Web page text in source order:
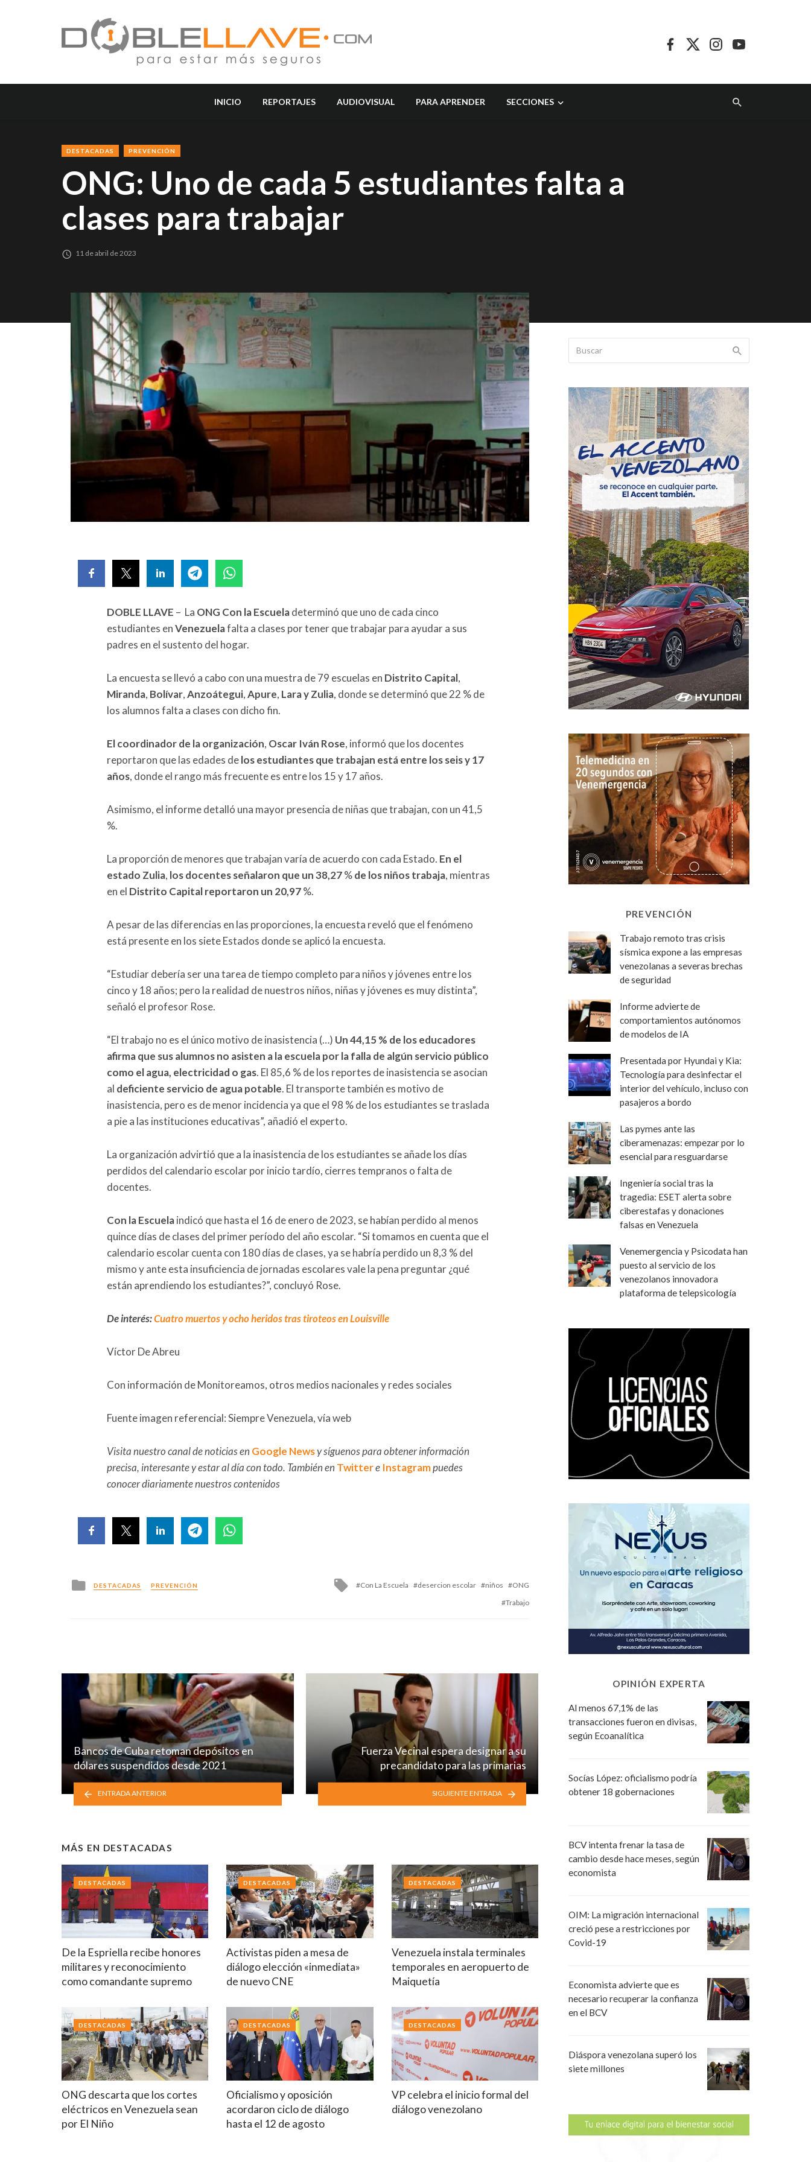
INICIO REPORTAJES AUDIOVISUAL PARA APRENDER SECCIONES
DESTACADAS PREVENCIÓN
ONG: Uno de cada 5 estudiantes falta a
clases para trabajar
11 de abril de 2023
DOBLE LLAVE – La ONG Con la Escueladeterminó que uno de cada cinco
estudiantes enVenezuelafalta a clases por tener que trabajar para ayudar a sus
padres en el sustento del hogar.
La encuesta se llevó a cabo con una muestra de 79 escuelas en Distrito Capital,
Miranda, Bolívar,Anzoátegui,Apure, Lara y Zulia, donde se determinó que 22 % de
los alumnos falta a clases con dicho fin.
El coordinador de la organización, Oscar Iván Rose, informó que los docentes
reportaron que las edades delos estudiantes que trabajan está entre los seis y 17
años, donde el rango más frecuente es entre los 15 y 17 años.
Asimismo, el informe detalló una mayor presencia de niñas que trabajan, con un 41,5
%.
La proporción de menores que trabajan varía de acuerdo con cada Estado. En el
estado Zulia, los docentes señalaron que un 38,27%de los niños trabaja, mientras
en el Distrito Capital reportaron un 20,97%.
A pesar de las diferencias en las proporciones, la encuesta reveló que el fenómeno
está presente en los siete Estados donde se aplicó la encuesta.
“Estudiar debería ser una tarea de tiempo completo para niños y jóvenes entre los
cinco y 18 años; pero la realidad de nuestros niños, niñas y jóvenes es muy distinta”,
señaló el profesor Rose.
“El trabajo no es el único motivo de inasistencia (…) Un 44,15 % de los educadores
afirma que sus alumnos no asisten a la escuela por la falla de algún servicio público
como el agua, electricidad o gas. El 85,6 % de los reportes de inasistencia se asocian
al deficiente servicio de agua potable. El transporte también es motivo de
inasistencia, pero es de menor incidencia ya que el 98 % de los estudiantes se traslada
a pie a las instituciones educativas”, añadió el experto.
La organización advirtió que a la inasistencia de los estudiantes se añade los días
perdidos del calendario escolar por inicio tardío, cierres tempranos o falta de
docentes.
Con la Escuelaindicó que hasta el 16 de enero de 2023, se habían perdido al menos
quince días de clases del primer período del año escolar. “Si tomamos en cuenta que el
calendario escolar cuenta con 180 días de clases, ya se habría perdido un 8,3 % del
mismo y ante esta insuficiencia de jornadas escolares vale la pena preguntar ¿qué
están aprendiendo los estudiantes?”, concluyó Rose.
De interés:Cuatro muertos y ocho heridos tras tiroteos en Louisville
Víctor De Abreu
Con información de Monitoreamos, otros medios nacionales y redes sociales
Fuente imagen referencial: Siempre Venezuela, vía web
Visita nuestro canal de noticias en Google Newsy síguenos para obtener información
precisa, interesante y estar al día con todo. También en Twittere Instagrampuedes
conocer diariamente nuestros contenidos
Posted
in
DESTACADAS PREVENCIÓN
Tagged
with
Con La Escuela desercion escolar niños
ONG
Trabajo
Bancos de Cuba retoman depósitos en
dólares suspendidos desde 2021
ENTRADA ANTERIOR
Fuerza Vecinal espera designar a su
precandidato para las primarias
SIGUIENTE ENTRADA
MÁS EN DESTACADAS
De la Espriella recibe honores
militares y reconocimiento
como comandante supremo
DESTACADAS
Activistas piden a mesa de
diálogo elección «inmediata»
de nuevo CNE
DESTACADAS
Venezuela instala terminales
temporales en aeropuerto de
Maiquetía
DESTACADAS
ONG descarta que los cortes
eléctricos en Venezuela sean
por El Niño
DESTACADAS
Oficialismo y oposición
acordaron ciclo de diálogo
hasta el 12 de agosto
DESTACADAS
VP celebra el inicio formal del
diálogo venezolano
DESTACADAS
PREVENCIÓN
Trabajo remoto tras crisis
sísmica expone a las empresas
venezolanas a severas brechas
de seguridad
Informe advierte de
comportamientos autónomos
de modelos de IA
Presentada por Hyundai y Kia:
Tecnología para desinfectar el
interior del vehículo, incluso con
pasajeros a bordo
Las pymes ante las
ciberamenazas: empezar por lo
esencial para resguardarse
Ingeniería social tras la
tragedia: ESET alerta sobre
ciberestafas y donaciones
falsas en Venezuela
Venemergencia y Psicodata han
puesto al servicio de los
venezolanos innovadora
plataforma de telepsicología
OPINIÓN EXPERTA
Al menos 67,1% de las
transacciones fueron en divisas,
según Ecoanalítica
Socías López: oficialismo podría
obtener 18 gobernaciones
BCV intenta frenar la tasa de
cambio desde hace meses, según
economista
OIM: La migración internacional
creció pese a restricciones por
Covid-19
Economista advierte que es
necesario recuperar la confianza
en el BCV
Diáspora venezolana superó los
siete millones